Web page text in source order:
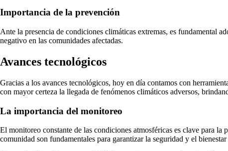
Importancia de la prevención
Ante la presencia de condiciones climáticas extremas, es fundamental
negativo en las comunidades afectadas.
Avances tecnológicos
Gracias a los avances tecnológicos, hoy en día contamos con
con mayor certeza la llegada de fenómenos climáticos adversos,
La importancia del monitoreo
El monitoreo constante de las condiciones atmosféricas es clave para
comunidad son fundamentales para garantizar la seguridad y el bienestar